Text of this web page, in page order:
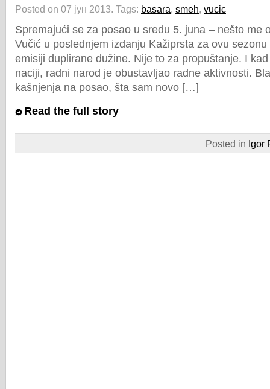
Posted on 07 јун 2013. Tags: basara, smeh, vucic
Spremajući se za posao u sredu 5. juna – nešto me
Vučić u poslednjem izdanju Kažiprsta za ovu
emisiji duplirane dužine. Nije to za propuštanje. I
naciji, radni narod je obustavljao radne aktivnosti.
kašnjenja na posao, šta sam novo […]
Read the full story
Posted in Igor